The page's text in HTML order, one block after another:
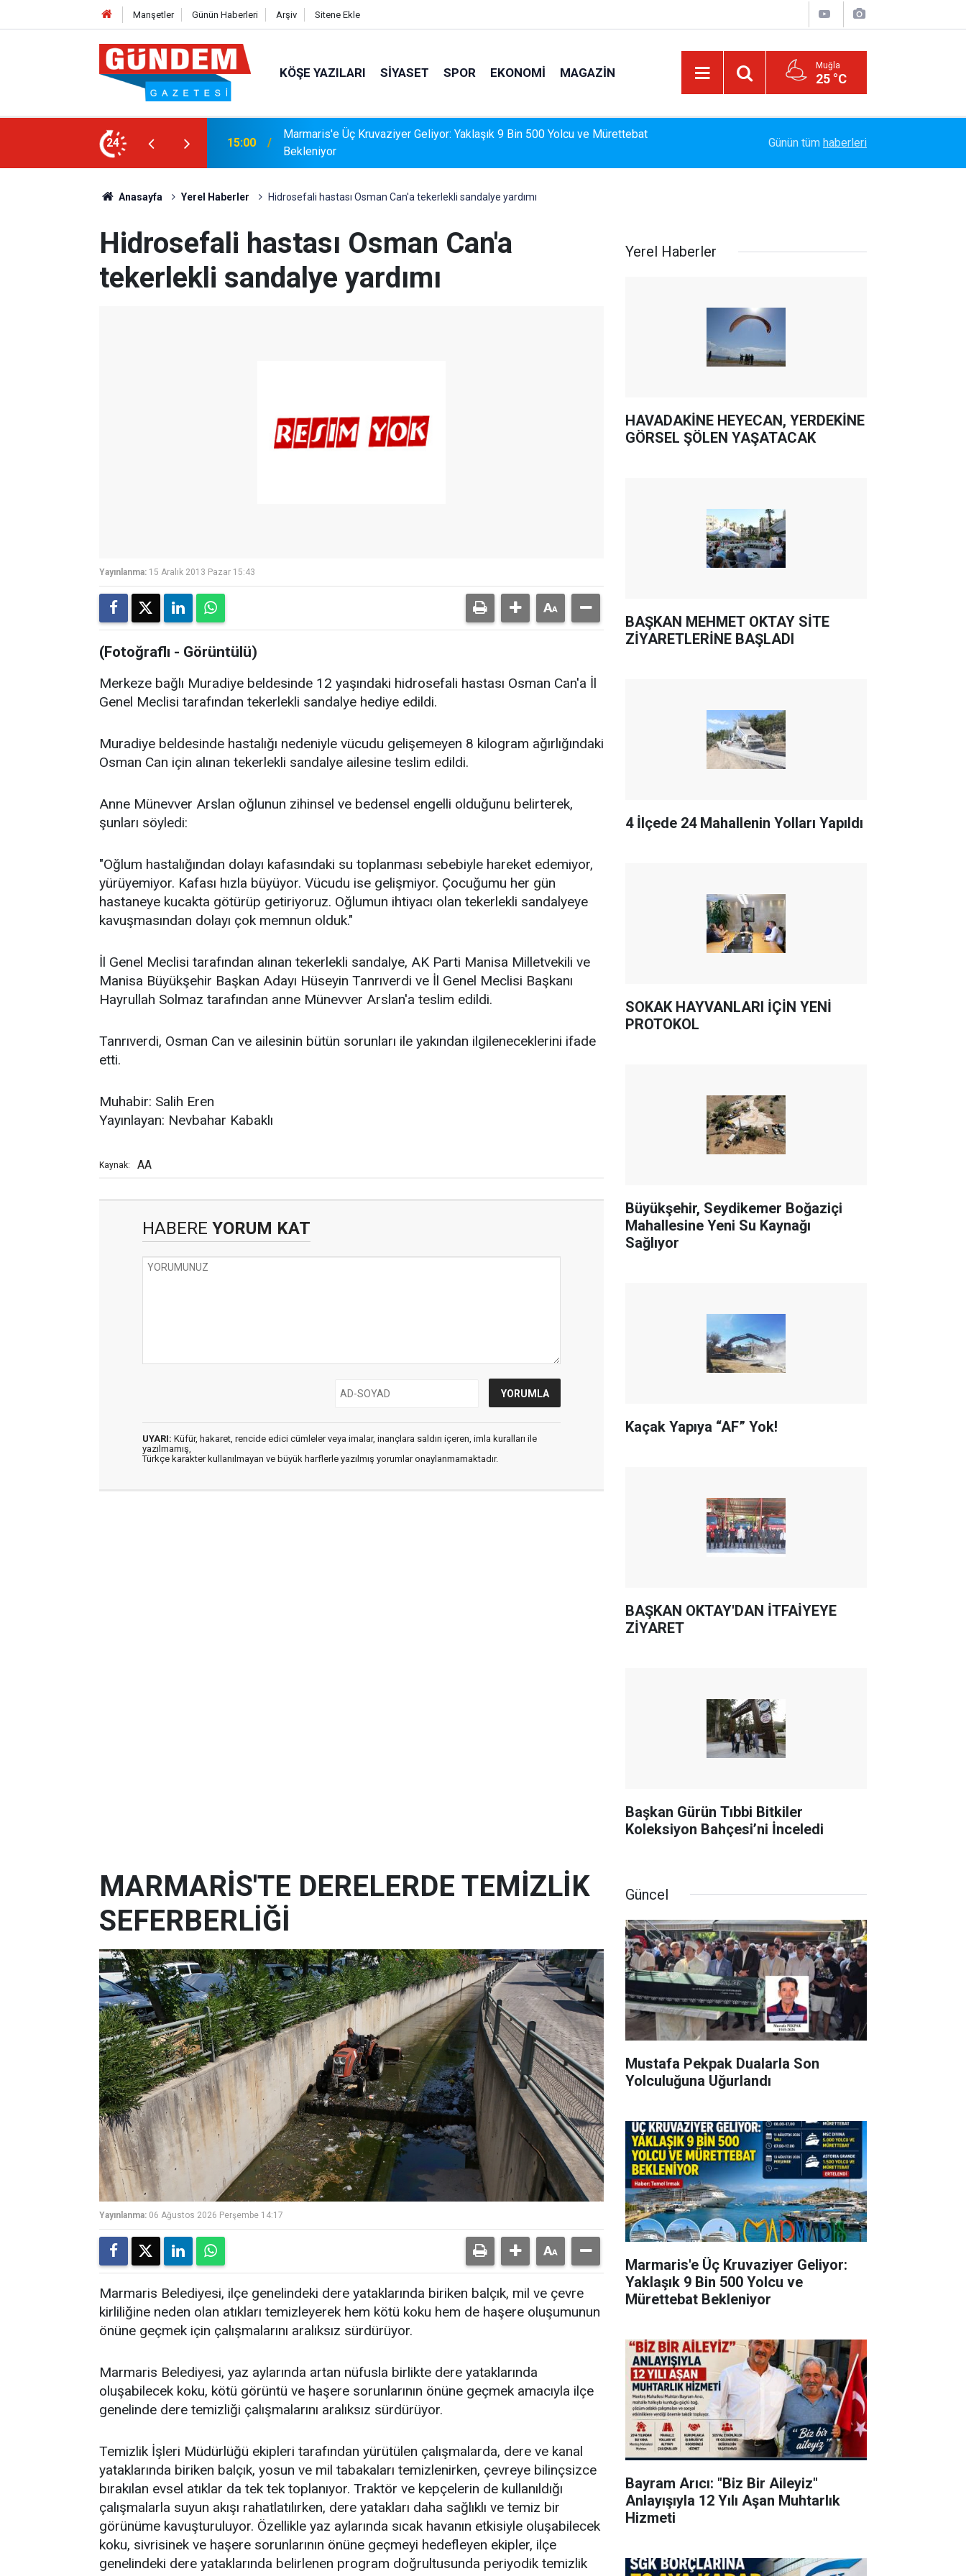
Manşetler Günün Haberleri Arşiv Sitene Ekle
KÖŞE YAZILARI SIYASET SPOR EKONOMI MAGAZIN Muğla
25 °C
24
9 Bin 500 Yolcu ve Mürettebat
14:17 MARMARİS'TE DERELERDE TEMİZLİK SEFERBERLİĞİ Bayram Arıcı: "Biz Bir Aileyiz" Anlayışıyla 12
Günün tüm haberleri
Anasayfa Yerel Haberler Hidrosefali hastası Osman Can'a tekerlekli sandalye yardımı
Hidrosefali hastası Osman Can'a
tekerlekli sandalye yardımı
Yayınlanma: 15 Aralık 2013 Pazar 15:43
(Fotoğraflı - Görüntülü)
Merkeze bağlı Muradiye beldesinde 12 yaşındaki hidrosefali hastası Osman Can'a İl
Genel Meclisi tarafından tekerlekli sandalye hediye edildi.
Muradiye beldesinde hastalığı nedeniyle vücudu gelişemeyen 8 kilogram ağırlığındaki
Osman Can için alınan tekerlekli sandalye ailesine teslim edildi.
Anne Münevver Arslan oğlunun zihinsel ve bedensel engelli olduğunu belirterek,
şunları söyledi:
"Oğlum hastalığından dolayı kafasındaki su toplanması sebebiyle hareket edemiyor,
yürüyemiyor. Kafası hızla büyüyor. Vücudu ise gelişmiyor. Çocuğumu her gün
hastaneye kucakta götürüp getiriyoruz. Oğlumun ihtiyacı olan tekerlekli sandalyeye
kavuşmasından dolayı çok memnun olduk."
İl Genel Meclisi tarafından alınan tekerlekli sandalye, AK Parti Manisa Milletvekili ve
Manisa Büyükşehir Başkan Adayı Hüseyin Tanrıverdi ve İl Genel Meclisi Başkanı
Hayrullah Solmaz tarafından anne Münevver Arslan'a teslim edildi.
Tanrıverdi, Osman Can ve ailesinin bütün sorunları ile yakından ilgileneceklerini ifade
etti.
Muhabir: Salih Eren
Yayınlayan: Nevbahar Kabaklı
Kaynak: AA
HABERE YORUM KAT
UYARI: Küfür, hakaret, rencide edici cümleler veya imalar, inançlara saldırı içeren, imla kuralları ile
yazılmamış,
Türkçe karakter kullanılmayan ve büyük harflerle yazılmış yorumlar onaylanmamaktadır.
Yerel Haberler
HAVADAKİNE HEYECAN, YERDEKİNE
GÖRSEL ŞÖLEN YAŞATACAK
BAŞKAN MEHMET OKTAY SİTE
ZİYARETLERİNE BAŞLADI
4 İlçede 24 Mahallenin Yolları Yapıldı
SOKAK HAYVANLARI İÇİN YENİ
PROTOKOL
Büyükşehir, Seydikemer Boğaziçi
Mahallesine Yeni Su Kaynağı
Sağlıyor
Kaçak Yapıya “AF” Yok!
BAŞKAN OKTAY'DAN İTFAİYEYE
ZİYARET
Başkan Gürün Tıbbi Bitkiler
Koleksiyon Bahçesi’ni İnceledi
MARMARİS'TE DERELERDE TEMİZLİK
SEFERBERLİĞİ
Yayınlanma: 06 Ağustos 2026 Perşembe 14:17
Marmaris Belediyesi, ilçe genelindeki dere yataklarında biriken balçık, mil ve çevre
kirliliğine neden olan atıkları temizleyerek hem kötü koku hem de haşere oluşumunun
önüne geçmek için çalışmalarını aralıksız sürdürüyor.
Marmaris Belediyesi, yaz aylarında artan nüfusla birlikte dere yataklarında
oluşabilecek koku, kötü görüntü ve haşere sorunlarının önüne geçmek amacıyla ilçe
genelinde dere temizliği çalışmalarını aralıksız sürdürüyor.
Temizlik İşleri Müdürlüğü ekipleri tarafından yürütülen çalışmalarda, dere ve kanal
yataklarında biriken balçık, yosun ve mil tabakaları temizlenirken, çevreye bilinçsizce
bırakılan evsel atıklar da tek tek toplanıyor. Traktör ve kepçelerin de kullanıldığı
çalışmalarla suyun akışı rahatlatılırken, dere yatakları daha sağlıklı ve temiz bir
görünüme kavuşturuluyor. Özellikle yaz aylarında sıcak havanın etkisiyle oluşabilecek
koku, sivrisinek ve haşere sorunlarının önüne geçmeyi hedefleyen ekipler, ilçe
genelindeki dere yataklarında belirlenen program doğrultusunda periyodik temizlik
Güncel
Mustafa Pekpak Dualarla Son
Yolculuğuna Uğurlandı
Marmaris'e Üç Kruvaziyer Geliyor:
Yaklaşık 9 Bin 500 Yolcu ve
Mürettebat Bekleniyor
Bayram Arıcı: "Biz Bir Aileyiz"
Anlayışıyla 12 Yılı Aşan Muhtarlık
Hizmeti